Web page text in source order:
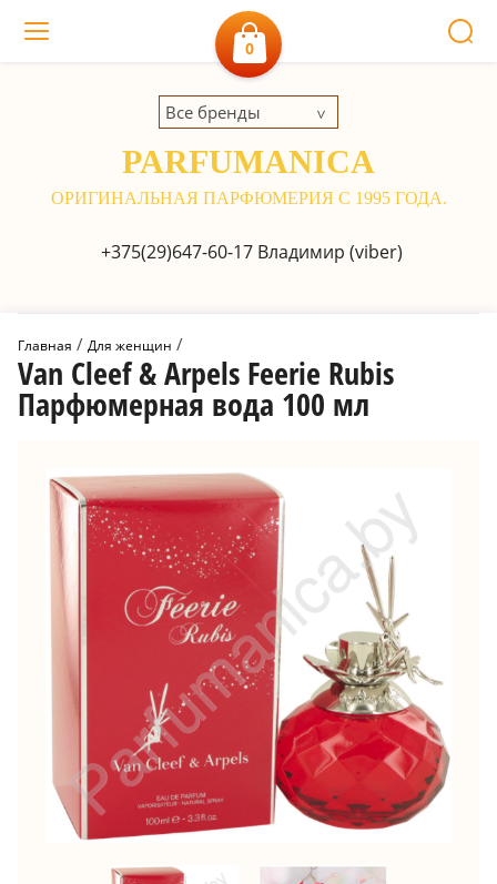
0
+375(29)647-60-17Владимир (viber)
Все бренды
PARFUMANICA
ОРИГИНАЛЬНАЯ ПАРФЮМЕРИЯ С 1995 ГОДА.
Главная / Для женщин /
Van Cleef & Arpels Feerie Rubis
Парфюмерная вода 100 мл